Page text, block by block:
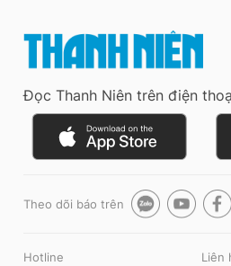
Đọc Thanh Niên trên điện
Theo dõi báo trên
Hotline Liên